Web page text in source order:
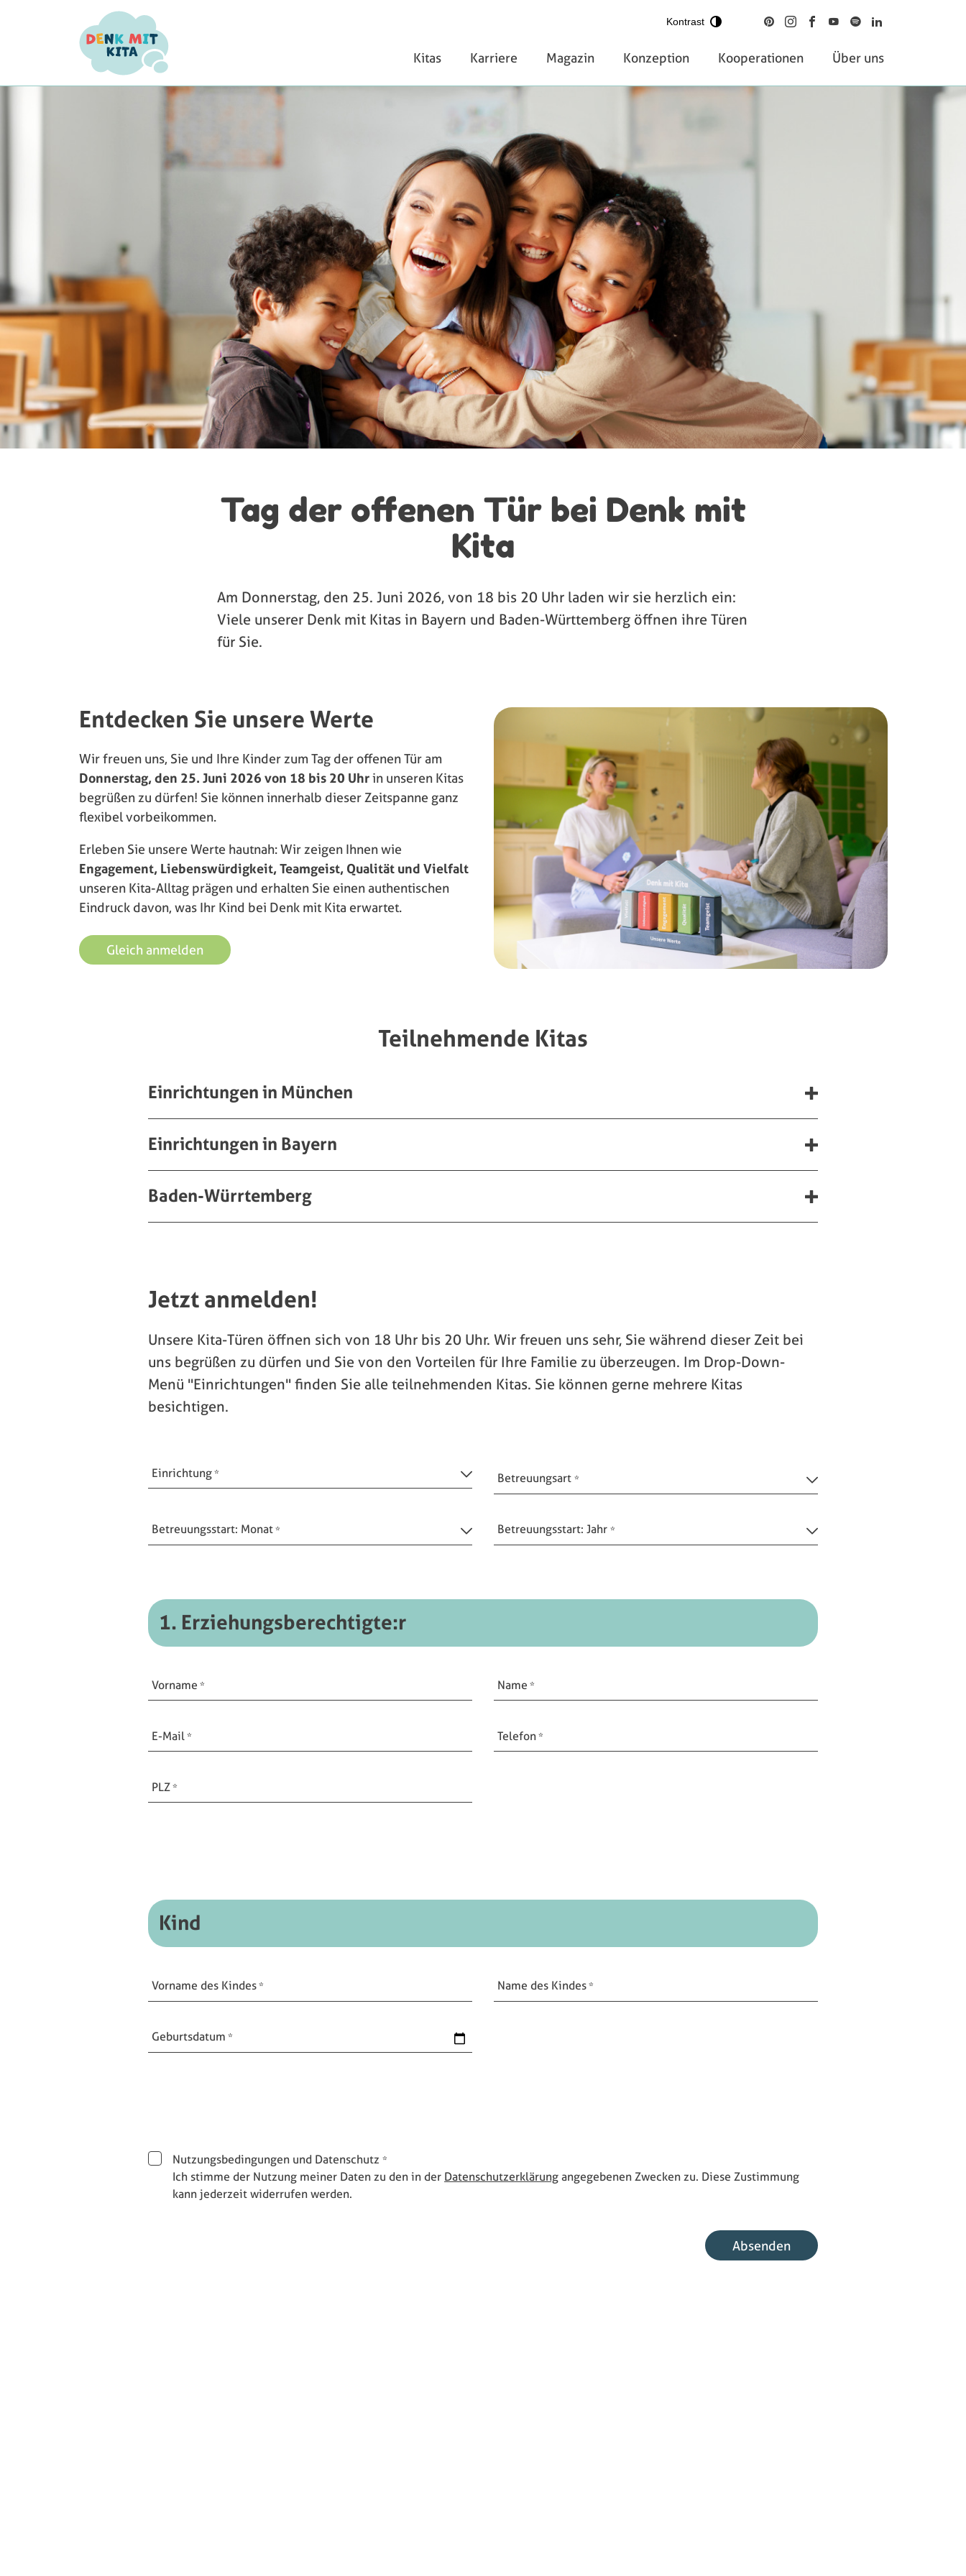
Kontrast
Kitas Karriere Magazin Konzeption Kooperationen Über uns
Tag der offenen Tür bei Denk mit
Kita
Am Donnerstag, den 25. Juni 2026, von 18 bis 20 Uhr laden wir sie herzlich ein:
Viele unserer Denk mit Kitas in Bayern und Baden-Württemberg öffnen ihre Türen
für Sie.
Entdecken Sie unsere Werte
Wir freuen uns, Sie und Ihre Kinder zum Tag der offenen Tür am
Donnerstag, den 25. Juni 2026 von 18 bis 20 Uhrin unseren Kitas
begrüßen zu dürfen! Sie können innerhalb dieser Zeitspanne ganz
flexibel vorbeikommen.
Erleben Sie unsere Werte hautnah: Wir zeigen Ihnen wie
Engagement, Liebenswürdigkeit, Teamgeist, Qualität und Vielfalt
unseren Kita-Alltag prägen und erhalten Sie einen authentischen
Eindruck davon, was Ihr Kind bei Denk mit Kita erwartet.
Gleich anmelden
Teilnehmende Kitas
Einrichtungen in München
Einrichtungen in Bayern
Baden-Würrtemberg
Jetzt anmelden!
Unsere Kita-Türen öffnen sich von 18 Uhr bis 20 Uhr. Wir freuen uns sehr, Sie während dieser Zeit bei
uns begrüßen zu dürfen und Sie von den Vorteilen für Ihre Familie zu überzeugen. Im Drop-Down-
Menü "Einrichtungen" finden Sie alle teilnehmenden Kitas. Sie können gerne mehrere Kitas
besichtigen.
Einrichtung Betreuungsart
Betreuungsstart: Monat Betreuungsstart: Jahr
1. Erziehungsberechtigte:r
Vorname Name
E-Mail Telefon
PLZ
Kind
Vorname des Kindes Name des Kindes
Geburtsdatum
Nutzungsbedingungen und Datenschutz
Ich stimme der Nutzung meiner Daten zu den in der Datenschutzerklärungangegebenen Zwecken zu. Diese Zustimmung
kann jederzeit widerrufen werden.
Absenden